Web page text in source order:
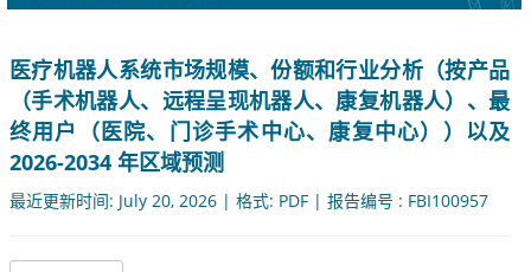
医疗机器人系统市场规模、份额和行业分析（按产品
（手术机器人、远程呈现机器人、康复机器人）、最
终用户（医院、门诊手术中心、康复中心））以及
2026-2034 年区域预测
最近更新时间: July 20, 2026 | 格式: PDF | 报告编号 : FBI100957